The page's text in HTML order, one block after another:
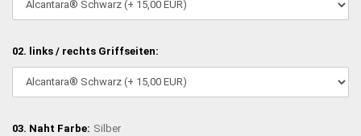
02. links / rechts Griffseiten:
03. Naht Farbe: Silber